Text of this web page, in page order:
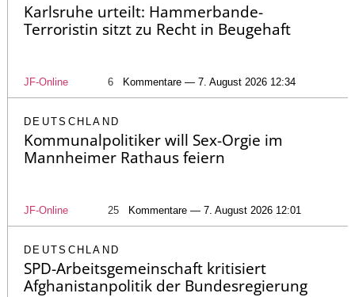
Karlsruhe urteilt: Hammerbande-
Terroristin sitzt zu Recht in Beugehaft
JF-Online 6 Kommentare — 7. August 2026 12:34
DEUTSCHLAND
Kommunalpolitiker will Sex-Orgie im
Mannheimer Rathaus feiern
JF-Online 25 Kommentare — 7. August 2026 12:01
DEUTSCHLAND
SPD-Arbeitsgemeinschaft kritisiert
Afghanistanpolitik der Bundesregierung